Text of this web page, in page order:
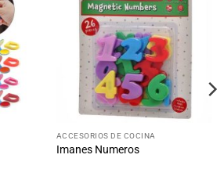
Añadir
a la
lista
de
deseos
Añadir
a la
lista
de
deseos
ACCESORIOS DE COCINA
Imanes Numeros